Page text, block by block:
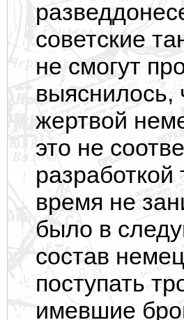
советские
не смогут
выяснилось,
жертвой
это не
время не
было в
состав
поступать
имевшие